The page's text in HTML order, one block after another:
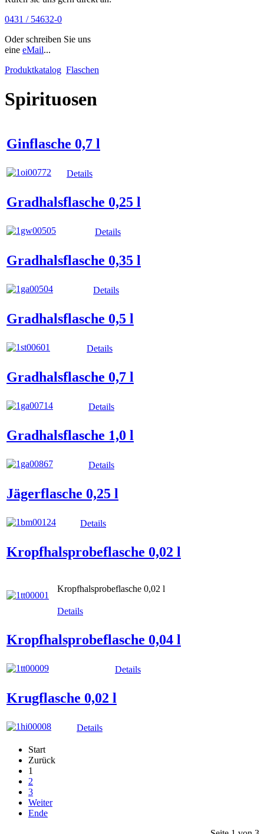
0431 / 54632-0
Oder schreiben Sie uns
eine eMail...
Produktkatalog Flaschen
Spirituosen
Ginflasche 0,7 l
Details
Gradhalsflasche 0,25 l
Details
Gradhalsflasche 0,35 l
Details
Gradhalsflasche 0,5 l
Details
Gradhalsflasche 0,7 l
Details
Gradhalsflasche 1,0 l
Details
Jägerflasche 0,25 l
Details
Kropfhalsprobeflasche 0,02 l
Kropfhalsprobeflasche 0,02 l
Details
Kropfhalsprobeflasche 0,04 l
Details
Krugflasche 0,02 l
Details
Start
Zurück
1
2
3
Weiter
Ende